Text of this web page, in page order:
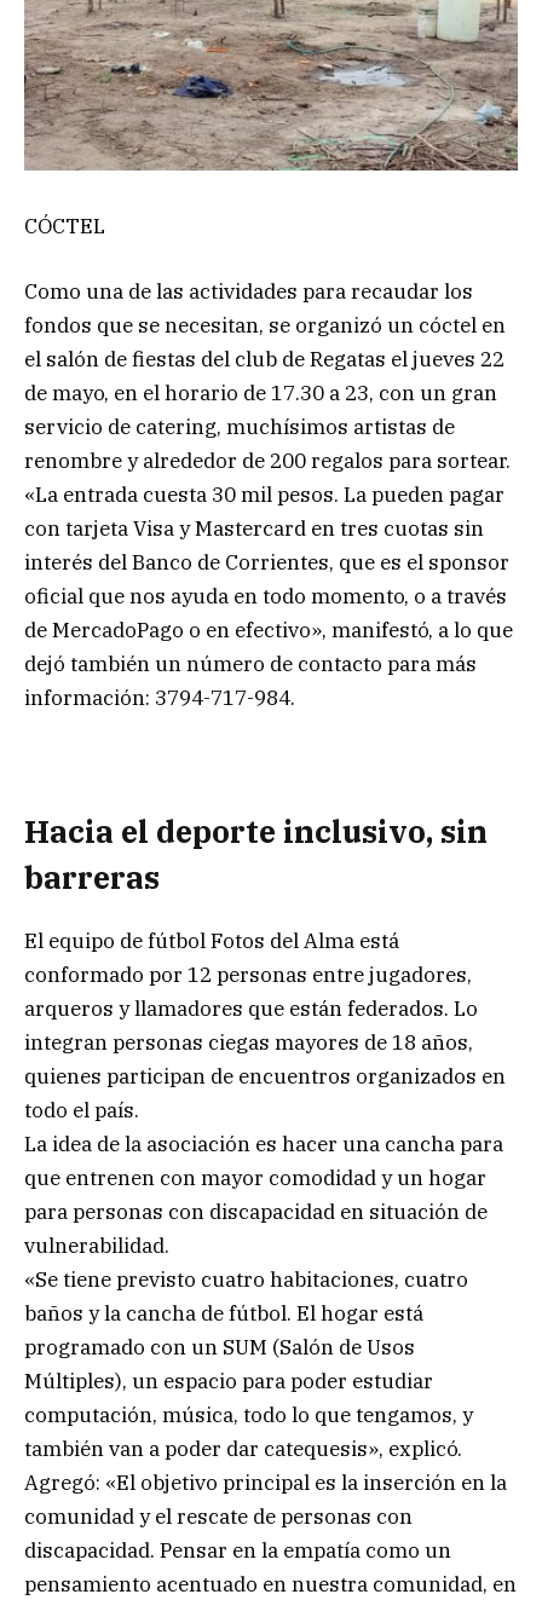
CÓCTEL
Como una de las actividades para recaudar los
fondos que se necesitan, se organizó un cóctel en
el salón de fiestas del club de Regatas el jueves 22
de mayo, en el horario de 17.30 a 23, con un gran
servicio de catering, muchísimos artistas de
renombre y alrededor de 200 regalos para sortear.
«La entrada cuesta 30 mil pesos. La pueden pagar
con tarjeta Visa y Mastercard en tres cuotas sin
interés del Banco de Corrientes, que es el sponsor
oficial que nos ayuda en todo momento, o a través
de MercadoPago o en efectivo», manifestó, a lo que
dejó también un número de contacto para más
información: 3794-717-984.
Hacia el deporte inclusivo, sin
barreras
El equipo de fútbol Fotos del Alma está
conformado por 12 personas entre jugadores,
arqueros y llamadores que están federados. Lo
integran personas ciegas mayores de 18 años,
quienes participan de encuentros organizados en
todo el país.
La idea de la asociación es hacer una cancha para
que entrenen con mayor comodidad y un hogar
para personas con discapacidad en situación de
vulnerabilidad.
«Se tiene previsto cuatro habitaciones, cuatro
baños y la cancha de fútbol. El hogar está
programado con un SUM (Salón de Usos
Múltiples), un espacio para poder estudiar
computación, música, todo lo que tengamos, y
también van a poder dar catequesis», explicó.
Agregó: «El objetivo principal es la inserción en la
comunidad y el rescate de personas con
discapacidad. Pensar en la empatía como un
pensamiento acentuado en nuestra comunidad, en